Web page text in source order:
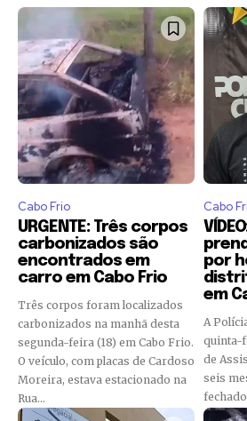
Cabo Frio
URGENTE: Três corpos
carbonizados são
encontrados em
carro em Cabo Frio
Três corpos foram localizados
carbonizados na manhã desta
segunda-feira (18) em Cabo Frio.
O veículo, com placas de Cardoso
Moreira, estava estacionado na
Rua...
Cabo
por
em
A
quinta-
de
seis